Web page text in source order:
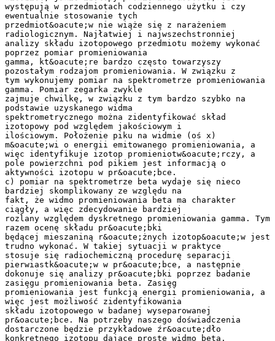
występują w przedmiotach codziennego użytku i czy
ewentualnie stosowanie tych
przedmiot&oacute;w nie wiąże się z narażeniem
radiologicznym. Najłatwiej i najwszechstronniej
analizy składu izotopowego przedmiotu możemy wykonać
poprzez pomiar promieniowania
gamma, kt&oacute;re bardzo często towarzyszy
pozostałym rodzajom promieniowania. W związku z
tym wykonujemy pomiar na spektrometrze promieniowania
gamma. Pomiar zegarka zwykle
zajmuje chwilkę, w związku z tym bardzo szybko na
podstawie uzyskanego widma
spektrometrycznego można zidentyfikować skład
izotopowy pod względem jakościowym i
ilościowym. Położenie piku na widmie (oś x)
m&oacute;wi o energii emitowanego promieniowania, a
więc identyfikuje izotop promieniotw&oacute;rczy, a
pole powierzchni pod pikiem jest informacją o
aktywności izotopu w pr&oacute;bce.
c) pomiar na spektrometrze beta wydaje się nieco
bardziej skomplikowany ze względu na
fakt, że widmo promieniowania beta ma charakter
ciągły, a więc zdecydowanie bardziej
rozlany względem dyskretnego promieniowania gamma. Tym
razem ocenę składu pr&oacute;bki
będącej mieszaniną r&oacute;żnych izotop&oacute;w jest
trudno wykonać. W takiej sytuacji w praktyce
stosuje się radiochemiczną procedurę separacji
pierwiastk&oacute;w w pr&oacute;bce, a następnie
dokonuje się analizy pr&oacute;bki poprzez badanie
zasięgu promieniowania beta. Zasięg
promieniowania jest funkcją energii promieniowania, a
więc jest możliwość zidentyfikowania
składu izotopowego w badanej wyseparowanej
pr&oacute;bce. Na potrzeby naszego doświadczenia
dostarczone będzie przykładowe źr&oacute;dło